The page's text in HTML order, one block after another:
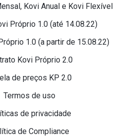
Kovi Anual e Kovi Flexível
Próprio 1.0 (até 14.08.22)
1.0 (a partir de 15.08.22)
Kovi Próprio 2.0
de preços KP 2.0
Termos de uso
de privacidade
de Compliance